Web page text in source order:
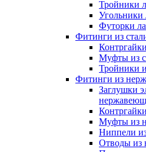
Тройники
Угольники
Футорки
Фитинги из
Муфты из
Тройники
Фитинги из
Заглушки
Муфты из
Ниппели
Отводы из